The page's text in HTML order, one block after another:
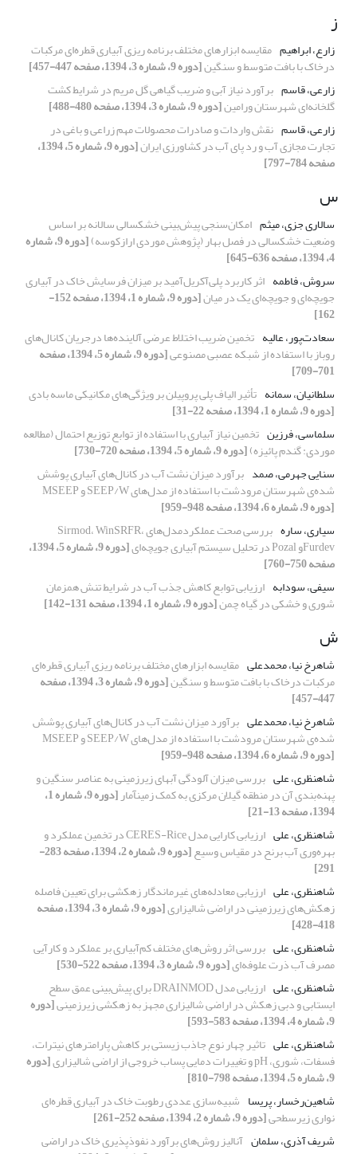
ز
زارع، ابراهیم مقایسه ابزارهای مختلف برنامه ریزی آبیاری قطره‌ای مرکبات
درخاک با بافت متوسط و سنگین[دوره 9، شماره 3، 1394، صفحه 447-457]
زارعی، قاسم برآورد نیاز آبی و ضریب گیاهی گل مریم در شرایط کشت
گلخانه‌ای شهرستان ورامین[دوره 9، شماره 3، 1394، صفحه 480-488]
زارعی، قاسم نقش واردات و صادرات محصولات مهم زراعی و باغی در
تجارت مجازی آب و رد پای آب در کشاورزی ایران [دوره 9، شماره 5، 1394،
صفحه 784-797]
س
سالاری جزی، میثم امکان‌سنجی پیش‌بینی خشکسالی سالانه بر اساس
وضعیت خشکسالی در فصل بهار (پژوهش موردی ارازکوسه) [دوره 9، شماره
4، 1394، صفحه 636-645]
سروش، فاطمه اثر کاربرد پلی‌آکریل‌آمید بر میزان فرسایش خاک در آبیاری
جویچه‌ای و جویچه‌ای یک در میان [دوره 9، شماره 1، 1394، صفحه 152-
162]
سعادت‌پور، عالیه تخمین ضریب اختلاط عرضی آلاینده‌ها درجریان کانال‌های
روباز با استفاده از شبکه عصبی مصنوعی [دوره 9، شماره 5، 1394، صفحه
701-709]
سلطانیان، سمانه تأثیر الیاف پلی پروپیلن بر ویژگی‌های مکانیکی ماسه بادی
[دوره 9، شماره 1، 1394، صفحه 22-31]
سلماسی، فرزین تخمین نیاز آبیاری با استفاده از توابع توزیع احتمال (مطالعه
موردی: گندم پائیزه)[دوره 9، شماره 5، 1394، صفحه 720-730]
سنایی جهرمی، صمد برآورد میزان نشت آب در کانال‌های آبیاری پوشش
شده‌ی شهرستان مرودشت با استفاده از مدل‌های SEEP/W و MSEEP
[دوره 9، شماره 6، 1394، صفحه 948-959]
سیاری، ساره
بررسی صحت عملکردمدل‌های Sirmod، WinSRFR،
Furdevو Pozal در تحلیل سیستم آبیاری جویچه‌ای [دوره 9، شماره 5، 1394،
صفحه 750-760]
سیفی، سودابه ارزیابی توابع کاهش جذب آب در شرایط تنش همزمان
شوری و خشکی در گیاه چمن[دوره 9، شماره 1، 1394، صفحه 131-142]
ش
شاهرخ نیا، محمدعلی مقایسه ابزارهای مختلف برنامه ریزی آبیاری قطره‌ای
مرکبات درخاک با بافت متوسط و سنگین [دوره 9، شماره 3، 1394، صفحه
447-457]
شاهرخ نیا، محمدعلی برآورد میزان نشت آب در کانال‌های آبیاری پوشش
شده‌ی شهرستان مرودشت با استفاده از مدل‌های SEEP/W و MSEEP
[دوره 9، شماره 6، 1394، صفحه 948-959]
شاهنظری، علی بررسی میزان آلودگی آبهای زیرزمینی به عناصر سنگین و
پهنه‌بندی آن در منطقه گیلان مرکزی به کمک زمینآمار [دوره 9، شماره 1،
1394، صفحه 13-21]
شاهنظری، علی
ارزیابی کارایی مدل CERES-Rice در تخمین عملکرد و
بهره‌وری آب برنح در مقیاس وسیع [دوره 9، شماره 2، 1394، صفحه 283-
291]
شاهنظری، علی ارزیابی معادله‌های غیرماندگار زهکشی برای تعیین فاصله
زهکش‌های زیرزمینی در اراضی شالیزاری [دوره 9، شماره 3، 1394، صفحه
418-428]
شاهنظری، علی بررسی اثر روش‌های مختلف کم‌آبیاری بر عملکرد و کارآیی
مصرف آب ذرت علوفه‌ای[دوره 9، شماره 3، 1394، صفحه 522-530]
شاهنظری، علی
ارزیابی مدل DRAINMOD برای پیش‌بینی عمق سطح
ایستابی و دبی زهکش در اراضی شالیزاری مجهز به زهکشی زیرزمینی[دوره
9، شماره 4، 1394، صفحه 583-593]
شاهنظری، علی تاثیر چهار نوع جاذب زیستی بر کاهش پارامتر‌های نیترات،
فسفات، شوری، pH و تغییرات دمایی پساب خروجی از اراضی شالیزاری [دوره
9، شماره 5، 1394، صفحه 798-810]
شاهین‌رخسار، پریسا شبیه‌سازی عددی رطوبت خاک در آبیاری قطره‌ای
نواری زیرسطحی[دوره 9، شماره 2، 1394، صفحه 252-261]
شریف آذری، سلمان آنالیز روش‌های برآورد نفوذپذیری خاک در اراضی